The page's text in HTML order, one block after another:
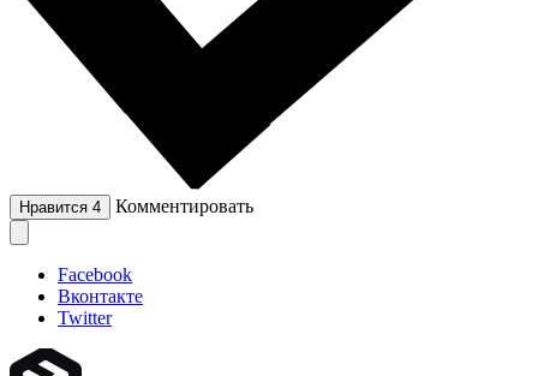
Нравится 4 Комментировать
Facebook
Вконтакте
Twitter